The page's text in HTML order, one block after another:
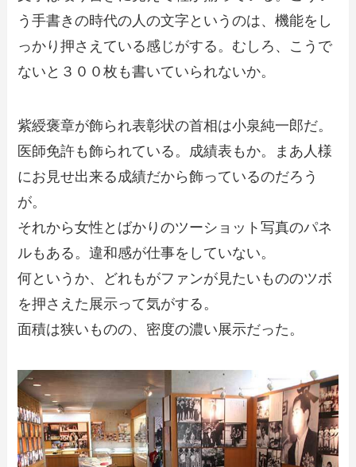
う手書きの時代の人の文字というのは、機能をし
っかり押さえている感じがする。むしろ、こうで
ないと３００枚も書いていられないか。
紫綬褒章が飾られ表彰状の首相は小泉純一郎だ。
医師免許も飾られている。成績表もか。まあ人様
にお見せ出来る成績だから飾っているのだろう
が。
それから女性とばかりのツーショット写真のパネ
ルもある。違和感が仕事をしていない。
何というか、どれもがファンが見たいもののツボ
を押さえた展示って気がする。
面積は狭いものの、密度の濃い展示だった。